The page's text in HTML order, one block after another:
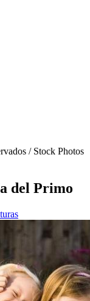
/ Stock Photos
del Primo